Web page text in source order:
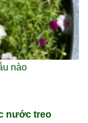
nào
nước treo